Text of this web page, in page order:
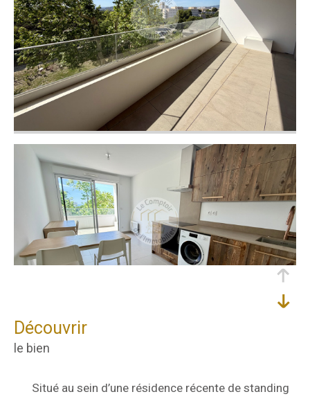
découvrir
le bien
Situé au sein d’une résidence récente de standing